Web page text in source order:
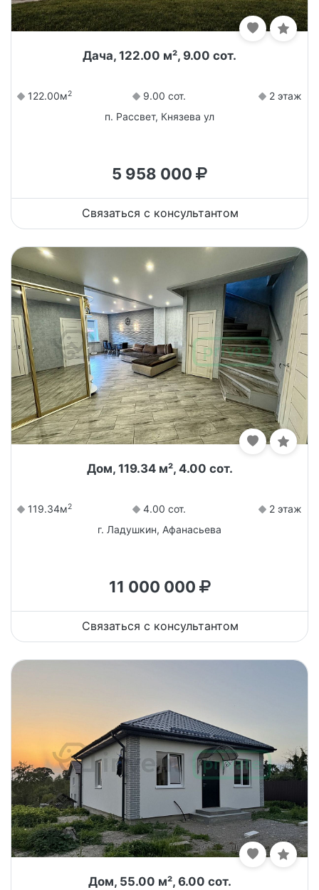
Дача, 122.00 м², 9.00 сот.
122.00м2 9.00 сот.
2 этаж
п. Рассвет, Князева ул
5 958 000
Связаться с консультантом
Дом, 119.34 м², 4.00 сот.
119.34м2 4.00 сот.
2 этаж
г. Ладушкин, Афанасьева
11 000 000
Связаться с консультантом
Дом, 55.00 м², 6.00 сот.